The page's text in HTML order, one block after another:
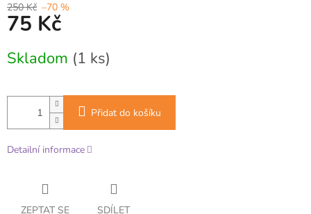
250 Kč –70 %
75 Kč
cena:
Skladom (1 ks)
Přidat do košíku
Detailní informace
ZEPTAT SE SDÍLET